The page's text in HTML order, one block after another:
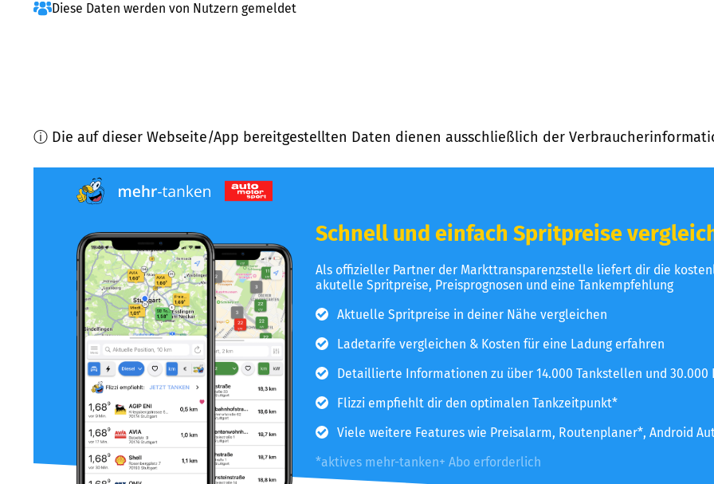
Diese Daten werden von Nutzern gemeldet
ⓘ Die auf dieser Webseite/App bereitgestellten Daten dienen ausschließlich der
Schnell und einfach Spritpreise
Als offizieller Partner der Markttransparenzstelle liefert dir die
akutelle Spritpreise, Preisprognosen und eine Tankempfehlung
Aktuelle Spritpreise in deiner Nähe vergleichen
Ladetarife vergleichen & Kosten für eine Ladung erfahren
Detaillierte Informationen zu über 14.000 Tankstellen und 30.000
Flizzi empfiehlt dir den optimalen Tankzeitpunkt*
Viele weitere Features wie Preisalarm, Routenplaner*, Android
*aktives mehr-tanken+ Abo erforderlich